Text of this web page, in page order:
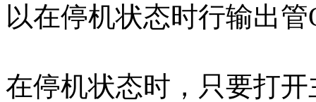
以在停机状态时行输出
在停机状态时，只要打